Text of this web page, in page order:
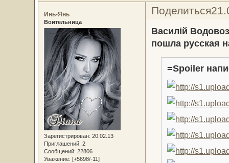
Поделиться
Инь-Янь
Воительница
Зарегистрирован: 20.02.13
Приглашений: 2
Сообщений: 22806
Уважение: [+5698/-11]
Василiй
пошла русская
=Spoiler